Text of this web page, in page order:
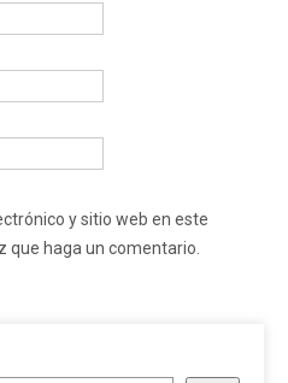
y sitio web en este
que haga un comentario.